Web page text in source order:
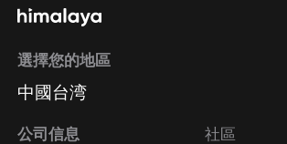
選擇您的地區
中國台湾
公司信息 社區